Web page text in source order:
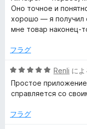
s
™
で
中
5
の
価
Оно точное и
хорошо — я получил
мне товар наконец-
フラグ
5
段
階
5
Renli に
Простое приложение
справляется со
フラグ